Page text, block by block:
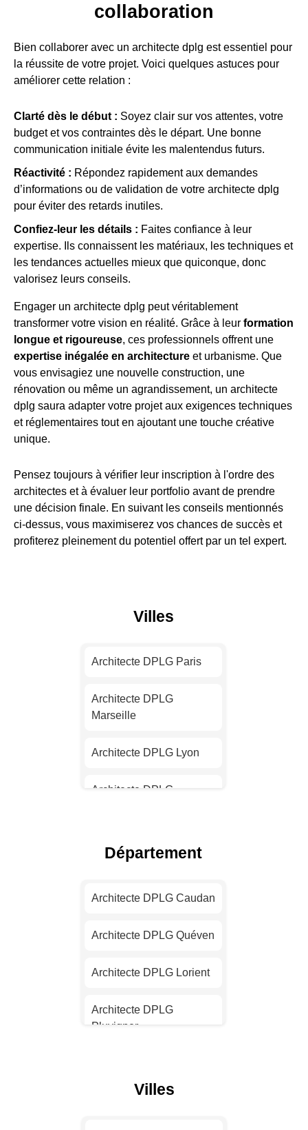
collaboration
Bien collaborer avec un architecte dplg est essentiel pour
la réussite de votre projet. Voici quelques astuces pour
améliorer cette relation :
Clarté dès le début : Soyez clair sur vos attentes, votre
budget et vos contraintes dès le départ. Une bonne
communication initiale évite les malentendus futurs.
Réactivité : Répondez rapidement aux demandes
d’informations ou de validation de votre architecte dplg
pour éviter des retards inutiles.
Confiez-leur les détails : Faites confiance à leur
expertise. Ils connaissent les matériaux, les techniques et
les tendances actuelles mieux que quiconque, donc
valorisez leurs conseils.
Engager un architecte dplg peut véritablement
transformer votre vision en réalité. Grâce à leur formation
longue et rigoureuse, ces professionnels offrent une
expertise inégalée en architecture et urbanisme. Que
vous envisagiez une nouvelle construction, une
rénovation ou même un agrandissement, un architecte
dplg saura adapter votre projet aux exigences techniques
et réglementaires tout en ajoutant une touche créative
unique.
Pensez toujours à vérifier leur inscription à l'ordre des
architectes et à évaluer leur portfolio avant de prendre
une décision finale. En suivant les conseils mentionnés
ci-dessus, vous maximiserez vos chances de succès et
profiterez pleinement du potentiel offert par un tel expert.
Villes
Architecte DPLG Paris
Architecte DPLG
Marseille
Architecte DPLG Lyon
Architecte DPLG
Architecte DPLG Nice
Strasbourg
Architecte DPLG
Architecte DPLG
Département
Architecte DPLG Caudan
Architecte DPLG Quéven
Architecte DPLG Lorient
Architecte DPLG
Pluvigner
Villes